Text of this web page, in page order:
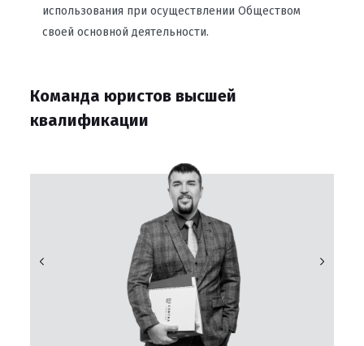
использования при осуществлении Обществом
своей основной деятельности.
Команда юристов высшей
квалификации